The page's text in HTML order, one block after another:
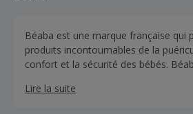
Béaba est une marque française qui
produits incontournables de la
confort et la sécurité des bébés.
qualité et l'innovation. Que ce soit
Lire la suite